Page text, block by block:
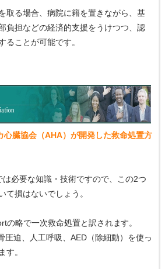
取る場合、病院に籍を置きながら、基
負担などの経済的支援をうけつつ、認
ることが可能です。
心臓協会（AHA）が開発した救命処置方
は必要な知識・技術ですので、この2つ
て損はないでしょう。
の略で一次救命処置と訳されます。
圧迫、人工呼吸、AED（除細動）を使っ
す。